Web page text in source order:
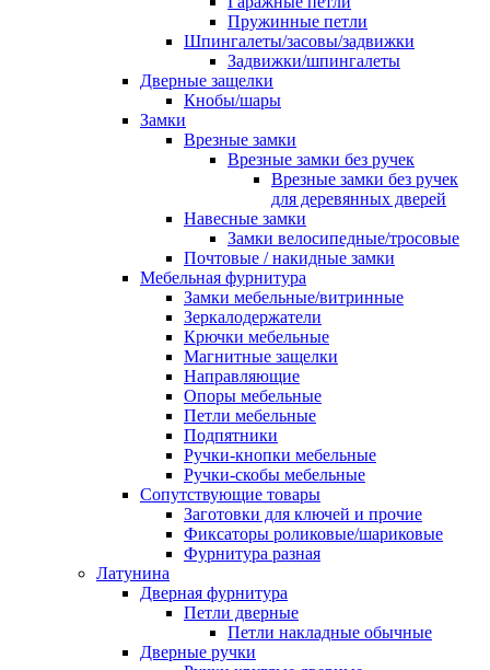
Пружинные петли
Шпингалеты/засовы/задвижки
Задвижки/шпингалеты
Дверные защелки
Кнобы/шары
Замки
Врезные замки
Врезные замки без ручек
Врезные замки без ручек
для деревянных дверей
Навесные замки
Замки велосипедные/тросовые
Почтовые / накидные замки
Мебельная фурнитура
Замки мебельные/витринные
Зеркалодержатели
Крючки мебельные
Магнитные защелки
Направляющие
Опоры мебельные
Петли мебельные
Подпятники
Ручки-кнопки мебельные
Ручки-скобы мебельные
Сопутствующие товары
Заготовки для ключей и прочие
Фиксаторы роликовые/шариковые
Фурнитура разная
Латунина
Дверная фурнитура
Петли дверные
Петли накладные обычные
Дверные ручки